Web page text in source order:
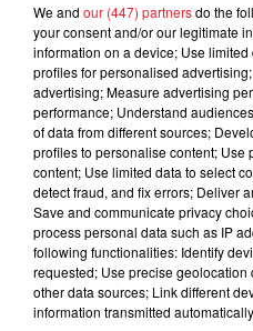
0:00
16 mai 2026 - 17 min 10 sec
DJ EAZY K 21H42 du
We and our (447) partnersdo the
your consent and/or our legitimate
information on a device; Use
profiles for personalised
advertising; Measure advertising
performance; Understand
of data from different sources;
profiles to personalise content; Use
content; Use limited data to select
detect fraud, and fix errors; Deliver
Save and communicate privacy
process personal data such as IP
following functionalities: Identify
requested; Use precise
other data sources; Link different
information transmitted